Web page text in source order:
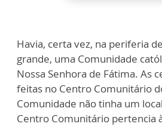
Havia, certa vez, na periferia
grande, uma Comunidade
Nossa Senhora de Fátima. As
feitas no Centro Comunitário
Comunidade não tinha um
Centro Comunitário pertencia